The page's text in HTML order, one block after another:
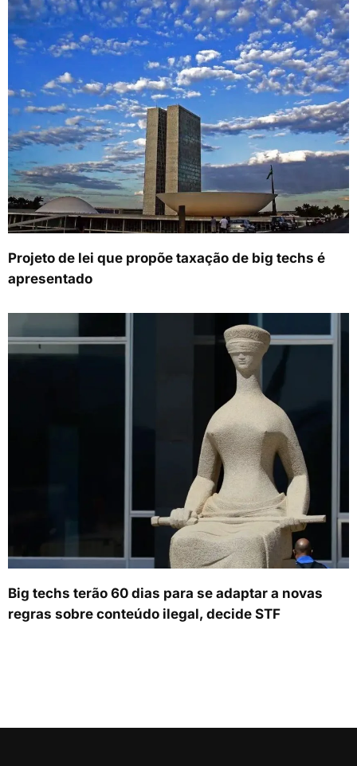
Projeto de lei que propõe taxação de big techs é
apresentado
Big techs terão 60 dias para se adaptar a novas
regras sobre conteúdo ilegal, decide STF